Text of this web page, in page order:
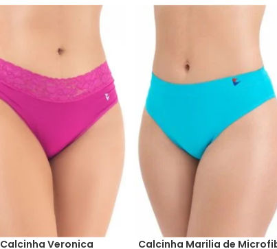
Calcinha Veronica Calcinha Marilia de